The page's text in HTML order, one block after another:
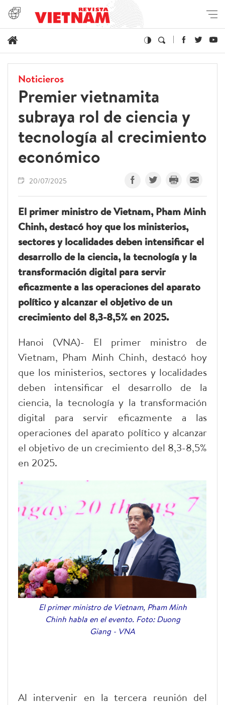
Noticieros
Premier vietnamita
subraya rol de ciencia y
tecnología al crecimiento
económico
20/07/2025
El primer ministro de Vietnam, Pham Minh
Chinh, destacó hoy que los ministerios,
sectores y localidades deben intensificar el
desarrollo de la ciencia, la tecnología y la
transformación digital para servir
eficazmente a las operaciones del aparato
político y alcanzar el objetivo de un
crecimiento del 8,3-8,5% en 2025.
Hanoi (VNA)- El primer ministro de
Vietnam, Pham Minh Chinh, destacó hoy
que los ministerios, sectores y localidades
deben intensificar el desarrollo de la
ciencia, la tecnología y la transformación
digital para servir eficazmente a las
operaciones del aparato político y alcanzar
el objetivo de un crecimiento del 8,3-8,5%
en 2025.
El primer ministro de Vietnam, Pham Minh
Chinh habla en el evento. Foto: Duong
Giang - VNA
Al intervenir en la tercera reunión del